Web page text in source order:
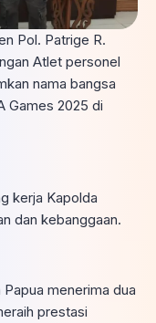
Pol. Patrige R.
Atlet personel
nama bangsa
Games 2025 di
kerja Kapolda
dan kebanggaan.
menerima dua
prestasi